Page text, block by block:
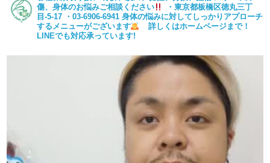
傷、身体のお悩みご相談ください
・東京都板橋区徳丸三丁
目-5-17 ・03-6906-6941 身体の悩みに対してしっかりアプローチ
するメニューがございます
詳しくはホームページまで！
LINEでも対応承っています!